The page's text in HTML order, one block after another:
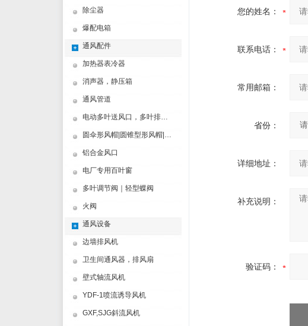
除尘器
爆配电箱
通风配件
加热器表冷器
消声器，静压箱
通风管道
电动多叶送风口，多叶排烟口
圆伞形风帽|圆锥型形风帽|筒形风帽
铝合金风口
电厂专用百叶窗
多叶调节阀｜轻型蝶阀
火阀
通风设备
边墙排风机
卫生间通风器，排风扇
壁式轴流风机
YDF-1喷流诱导风机
GXF,SJG斜流风机
您的姓名：
联系电话：
常用邮箱：
省份：
详细地址：
补充说明：
验证码：